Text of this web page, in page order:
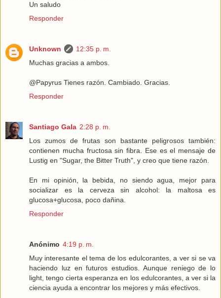
Un saludo
Responder
Unknown
12:35 p. m.
Muchas gracias a ambos.
@Papyrus Tienes razón. Cambiado. Gracias.
Responder
Santiago Gala 2:28 p. m.
Los zumos de frutas son bastante peligrosos también:
contienen mucha fructosa sin fibra. Ese es el mensaje de
Lustig en "Sugar, the Bitter Truth", y creo que tiene razón.
En mi opinión, la bebida, no siendo agua, mejor para
socializar es la cerveza sin alcohol: la maltosa es
glucosa+glucosa, poco dañina.
Responder
Anónimo 4:19 p. m.
Muy interesante el tema de los edulcorantes, a ver si se va
haciendo luz en futuros estudios. Aunque reniego de lo
light, tengo cierta esperanza en los edulcorantes, a ver si la
ciencia ayuda a encontrar los mejores y más efectivos.